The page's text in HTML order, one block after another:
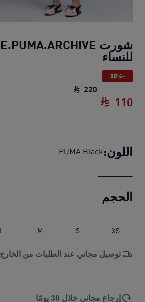
للنساء
-50%
220 شورت FUTURE.PUMA.ARCHIVE منسوج للنساء
110
اللون:PUMA Black
الحجم
XS
S
M
L
توصيل مجاني عند الطلبات من الخارج
إرجاع مجاني خلال 30 يومًا